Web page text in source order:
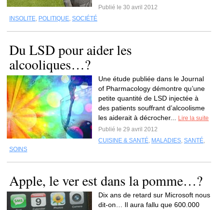
Publié le 30 avril 2012
INSOLITE, POLITIQUE, SOCIÉTÉ
Du LSD pour aider les
alcooliques…?
Une étude publiée dans le Journal
of Pharmacology démontre qu’une
petite quantité de LSD injectée à
des patients souffrant d’alcoolisme
les aiderait à décrocher...
Lire la suite
Publié le 29 avril 2012
CUISINE & SANTÉ, MALADIES, SANTÉ,
SOINS
Apple, le ver est dans la pomme…?
Dix ans de retard sur Microsoft nous
dit-on… Il aura fallu que 600.000